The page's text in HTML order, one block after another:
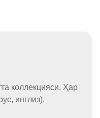
коллекцияси. Ҳар
инглиз).